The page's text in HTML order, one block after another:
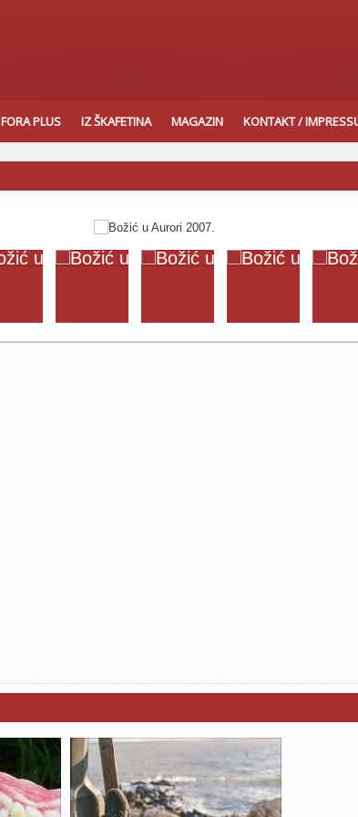
FORA PLUS IZ ŠKAFETINA MAGAZIN KONTAKT /